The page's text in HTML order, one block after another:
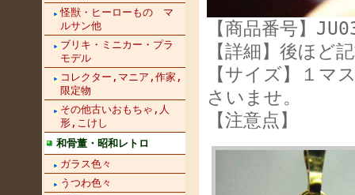
怪獣・ヒーローもの マ
ルサン他
ブリキ・ミニカー・プラ
モデル
コレクター,マニア,作家,
限定物
その他古いおもちゃ,人
形,こけし
和骨董・昭和レトロ
ガラス色々
うつわ色々
【商品番号】
【詳細】後ほど
【サイズ】１マ
さいませ。
【注意点】